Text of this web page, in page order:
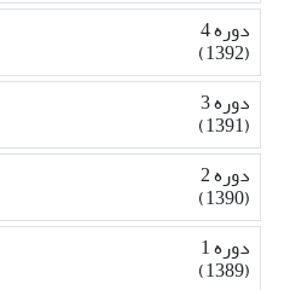
دوره 4
(1392)
دوره 3
(1391)
دوره 2
(1390)
دوره 1
(1389)